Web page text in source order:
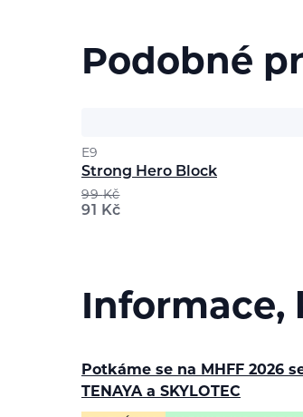
Podobné
E9
Strong Hero Block
99Kč
91 Kč
Informace,
Potkáme se na MHFF 2026
TENAYA a SKYLOTEC